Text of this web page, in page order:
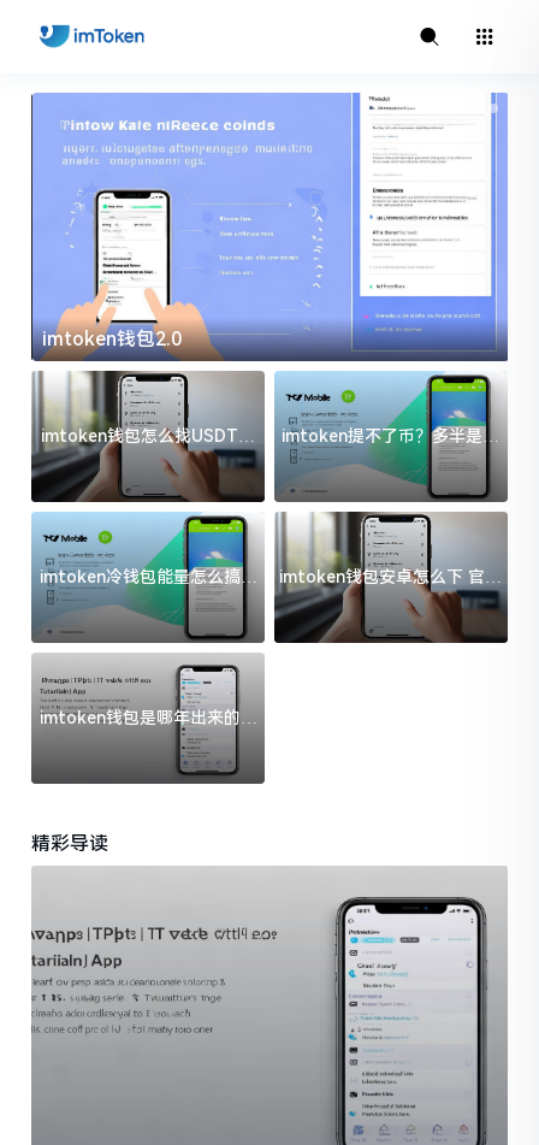
imtoken钱包2.0
imtoken钱包怎么找USDT地
址？三步搞定不踩坑
imtoken提不了币？多半是这
几件事没处理好
imtoken冷钱包能量怎么搞？
过来人告诉你门道
imtoken钱包安卓怎么下 官方
渠道避坑指南
imtoken钱包是哪年出来的？
一文给你说清楚
精彩导读